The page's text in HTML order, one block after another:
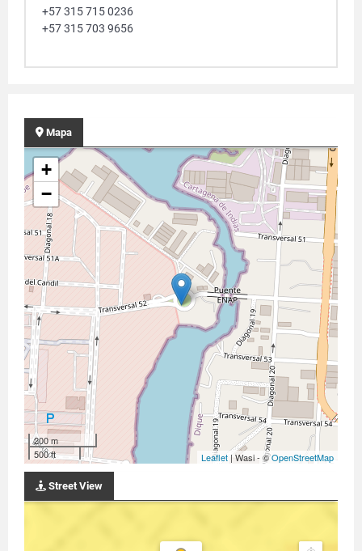
+57 315 715 0236
+57 315 703 9656
Mapa
+
−
200 m
500 ft
Leaflet | Wasi - ©OpenStreetMap
Street View